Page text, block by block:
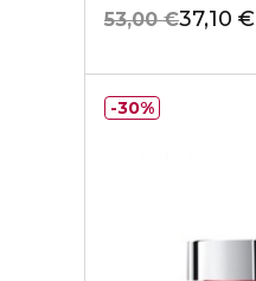
37,10 €
53,00 €
30%